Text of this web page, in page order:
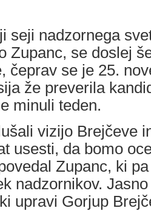
seji nadzornega
Zupanc, se doslej
čeprav se je 25.
že preverila
minuli teden.
vizijo Brejčeve
usesti, da bomo
Zupanc, ki
nadzornikov.
upravi Gorjup